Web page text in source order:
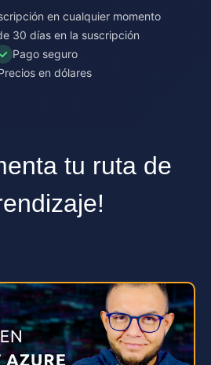
en cualquier momento
30 días en la suscripción
✓ Pago seguro
en dólares
tu ruta de